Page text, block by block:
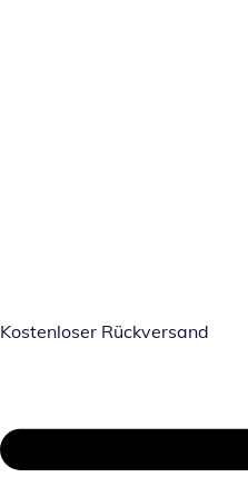
Kostenloser Rückversand